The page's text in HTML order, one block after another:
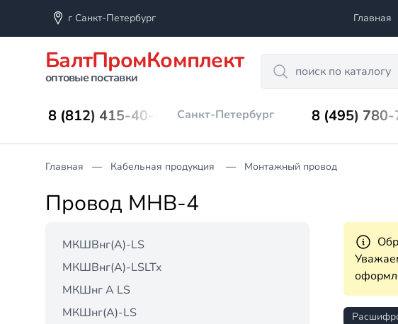
г Санкт-Петербург Главная
БалтПромКомплект
оптовые поставки
Search
8 (812) 415-40-45 Санкт-Петербург 8 (495) 780-
Главная Кабельная продукция Монтажный провод
Провод МНВ-4
МКШВнг(А)-LS
МКШВнг(А)-LSLTx
МКШнг А LS
МКШнг(А)-LS